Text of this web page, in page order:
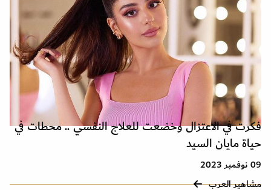
فكرت في الاعتزال وخضعت للعلاج النفسي .. محطات في
حياة مايان السيد
09 نوفمبر 2023
مشاهير العرب